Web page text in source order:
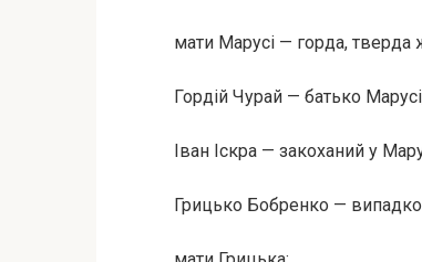
мати Марусі — горда, тверда
Гордій Чурай — батько
Іван Іскра — закоханий у
Грицько Бобренко —